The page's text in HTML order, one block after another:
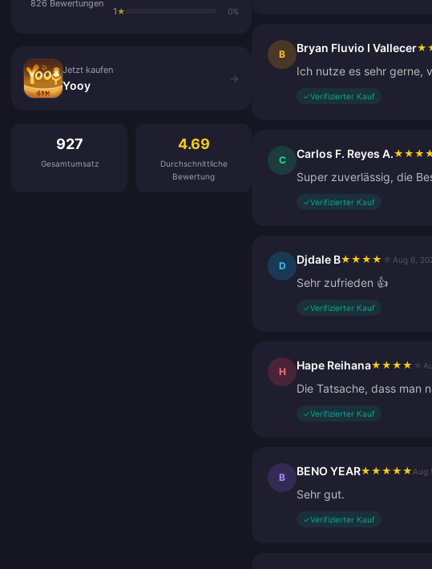
826 Bewertungen
1★ 0%
Jetzt kaufen
Yooy
→
927
Gesamtumsatz
4.69
Durchschnittliche
Bewertung
B Bryan Fluvio I Vallecer★
Ich nutze es sehr gerne,
✓Verifizierter Kauf
C Carlos F. Reyes A.★ ★ ★
Super zuverlässig, die
✓Verifizierter Kauf
D Djdale B★ ★ ★ ★ Aug 6,
Sehr zufrieden 👍
✓Verifizierter Kauf
H Hape Reihana★ ★ ★ ★
Die Tatsache, dass man
✓Verifizierter Kauf
B BENO YEAR★ ★ ★ ★ ★ Aug
Sehr gut.
✓Verifizierter Kauf